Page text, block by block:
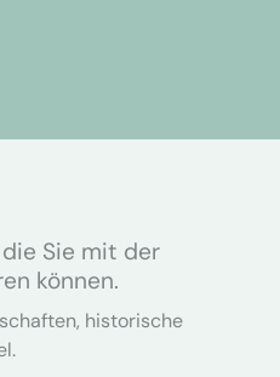
Sie mit der
können.
historische